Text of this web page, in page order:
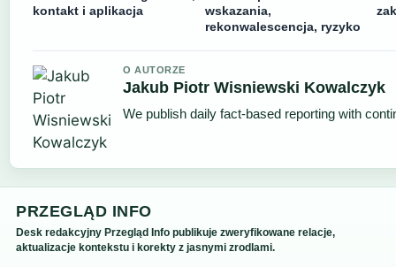
kontakt i aplikacja
wskazania,
rekonwalescencja, ryzyko
O AUTORZE
Jakub Piotr Wisniewski Kowalczyk
We publish daily fact-based reporting with
PRZEGLĄD INFO
Desk redakcyjny Przegląd Info publikuje zweryfikowane relacje,
aktualizacje kontekstu i korekty z jasnymi zrodlami.